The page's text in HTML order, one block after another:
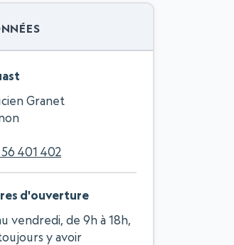
Granet
56 401 402
d'ouverture
vendredi, de 9h à 18h,
y avoir